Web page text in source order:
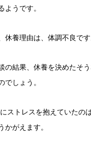
ようです。
休養理由は、体調不良です
の結果、休養を決めたそ
でしょう。
ストレスを抱えていたの
かがえます。